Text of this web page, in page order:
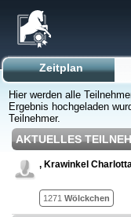
Zeitplan
Hier werden alle
Ergebnis hochgeladen
Teilnehmer.
AKTUELLES
, Krawinkel
1271 Wölckchen